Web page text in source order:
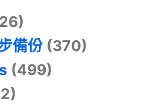
備份 (370)
(499)